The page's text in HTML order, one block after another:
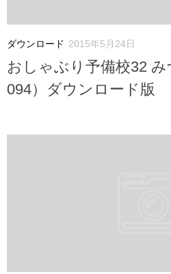
ダウンロード 2015年5月24日
おしゃぶり予備校32
094）ダウンロード版